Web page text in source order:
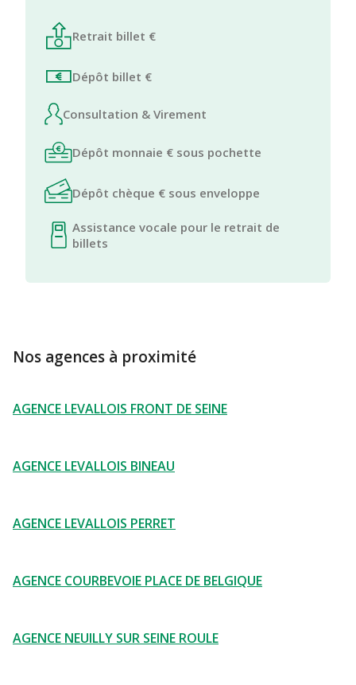
Retrait billet €
Dépôt billet €
Consultation & Virement
Dépôt monnaie € sous pochette
Dépôt chèque € sous enveloppe
Assistance vocale pour le retrait de
billets
Nos agences à proximité
AGENCE LEVALLOIS FRONT DE SEINE
AGENCE LEVALLOIS BINEAU
AGENCE LEVALLOIS PERRET
AGENCE COURBEVOIE PLACE DE BELGIQUE
AGENCE NEUILLY SUR SEINE ROULE